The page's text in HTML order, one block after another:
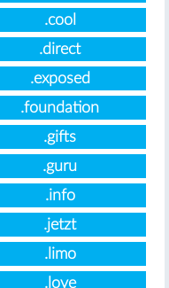
.cool
.direct
.exposed
.foundation
.gifts
.guru
.info
.jetzt
.limo
.love